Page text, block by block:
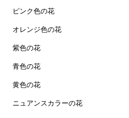
ピンク色の花
オレンジ色の花
紫色の花
青色の花
黄色の花
ニュアンスカラーの花